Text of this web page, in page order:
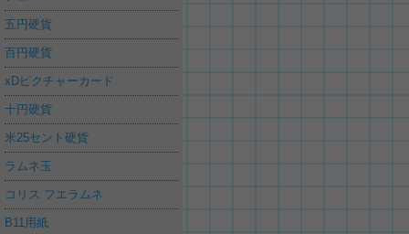
五円硬貨
百円硬貨
xDピクチャーカード
十円硬貨
米25セント硬貨
ラムネ玉
コリス フエラムネ
B11用紙